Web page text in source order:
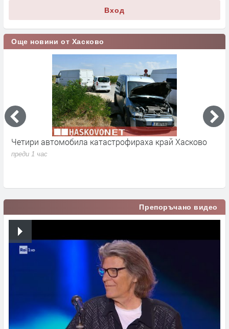
Вход
Още новини от Хасково
Четири автомобила катастрофираха край Хасково
преди 1 час
Препоръчано видео